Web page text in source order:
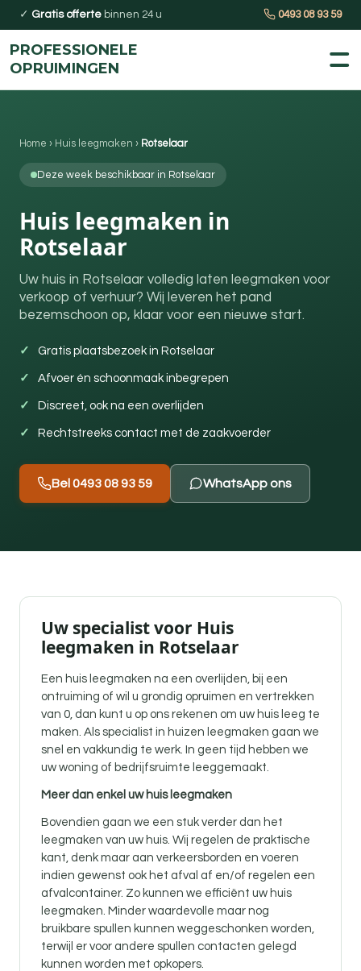
✓ Gratis offerte binnen 24 u 0493 08 93 59
PROFESSIONELE
OPRUIMINGEN
Home › Huis leegmaken › Rotselaar
Deze week beschikbaar in Rotselaar
Huis leegmaken in
Rotselaar
Uw huis in Rotselaar volledig laten leegmaken voor
verkoop of verhuur? Wij leveren het pand
bezemschoon op, klaar voor een nieuwe start.
Gratis plaatsbezoek in Rotselaar
Afvoer én schoonmaak inbegrepen
Discreet, ook na een overlijden
Rechtstreeks contact met de zaakvoerder
Bel 0493 08 93 59 WhatsApp ons
Uw specialist voor Huis
leegmaken in Rotselaar
Een huis leegmaken na een overlijden, bij een
ontruiming of wil u grondig opruimen en vertrekken
van 0, dan kunt u op ons rekenen om uw huis leeg te
maken. Als specialist in huizen leegmaken gaan we
snel en vakkundig te werk. In geen tijd hebben we
uw woning of bedrijfsruimte leeggemaakt.
Meer dan enkel uw huis leegmaken
Bovendien gaan we een stuk verder dan het
leegmaken van uw huis. Wij regelen de praktische
kant, denk maar aan verkeersborden en voeren
indien gewenst ook het afval af en/of regelen een
afvalcontainer. Zo kunnen we efficiënt uw huis
leegmaken. Minder waardevolle maar nog
bruikbare spullen kunnen weggeschonken worden,
terwijl er voor andere spullen contacten gelegd
kunnen worden met opkopers.